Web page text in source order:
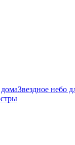
Звездное небо